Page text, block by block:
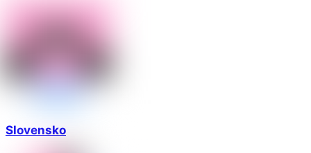
Slovensko